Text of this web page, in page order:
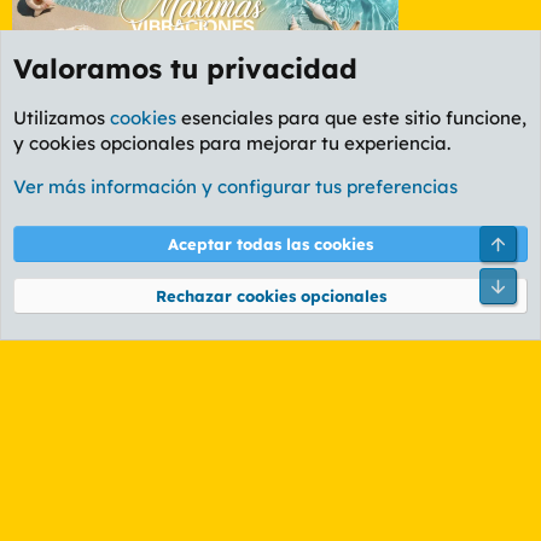
Foro Deportes
Cookies
PL OLDSTYLE AMARILLO
Términos y reglas Política de privacidad Ayuda
Community platform by XenForo® © 2010-2026 XenForo Ltd.
Valoramos tu privacidad
Utilizamos cookies esenciales para que este sitio funcione,
y cookies opcionales para mejorar tu experiencia.
Ver más información y configurar tus preferencias
Aceptar todas las cookies
Rechazar cookies opcionales
Pie